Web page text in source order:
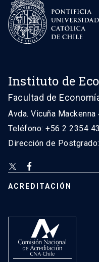
Instituto de
Facultad de
Avda. Vicuña
Teléfono: +56 2 2354
Dirección de
ACREDITACIÓN